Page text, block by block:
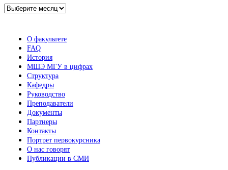
Архив
О факультете
FAQ
История
МШЭ МГУ в цифрах
Структура
Кафедры
Руководство
Преподаватели
Документы
Партнеры
Контакты
Портрет первокурсника
О нас говорят
Публикации в СМИ